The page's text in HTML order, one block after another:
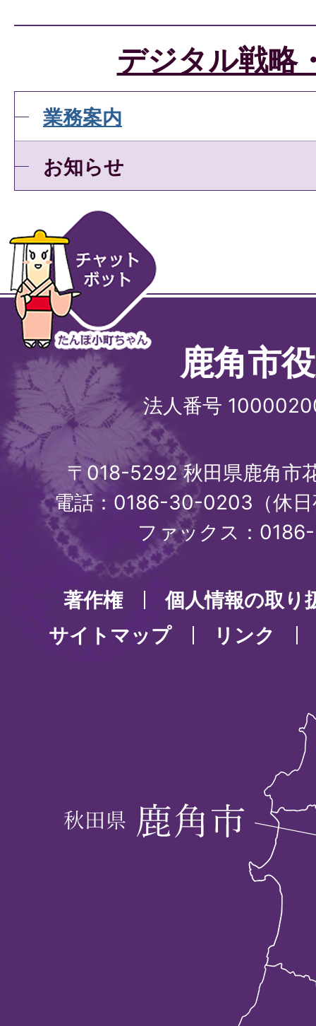
デジタル戦略
業務案内
お知らせ
鹿角市
法人番号
〒018-5292 秋田県鹿角市
電話：0186-30-0203（休
ファックス：
著作権
個人情報の取り
サイトマップ
リンク